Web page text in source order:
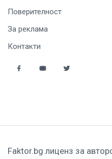
Поверителност
За реклама
Контакти
Faktor.bg лиценз за